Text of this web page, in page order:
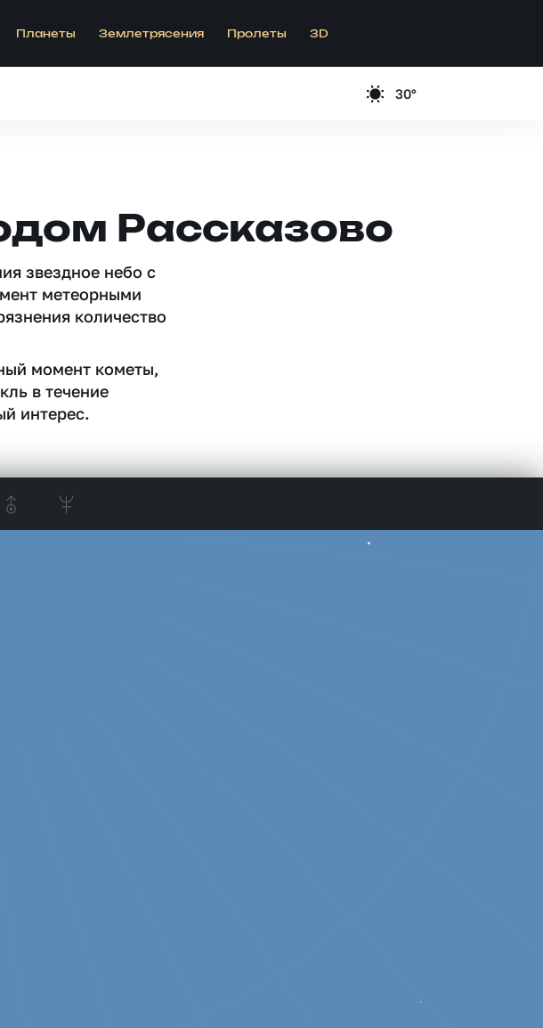
Планеты Землетрясения Пролеты 3D
30°
Рассказово
звездное небо c
метеорными
количество
момент кометы,
в течение
интерес.